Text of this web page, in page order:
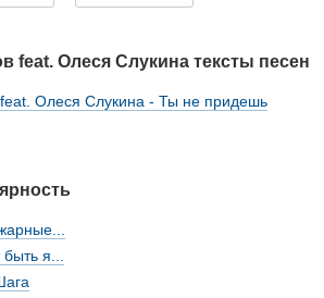
feat. Олеся Слукина тексты песен
Олеся Слукина - Ты не придешь
я...